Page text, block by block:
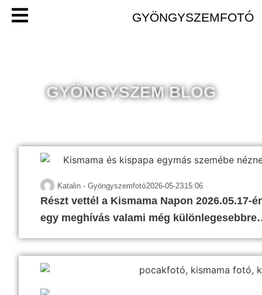
GYÖNGYSZEMFOTÓ
GYÖNGYSZEM BLOG
Katalin - Gyöngyszemfotó2026-05-2315:06
Részt vettél a Kismama Napon
egy meghívás valami még